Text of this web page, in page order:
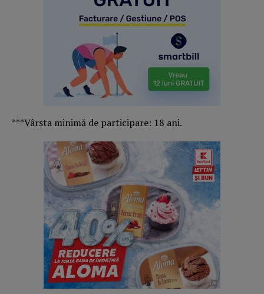
***Vârsta minimă de participare: 18 ani.